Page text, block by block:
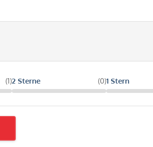
(1)2 Sterne (0)1 Stern